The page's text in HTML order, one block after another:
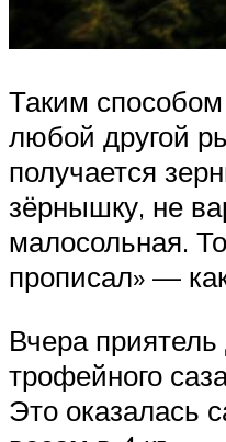
Таким
любой другой
получается
зёрнышку, не
малосольная.
прописал» —
Вчера
трофейного
Это оказалась